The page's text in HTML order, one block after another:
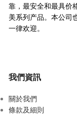
靠，最安全和最具价
美系列产品。本公司
一律欢迎。
我們資訊
關於我們
條款及細則